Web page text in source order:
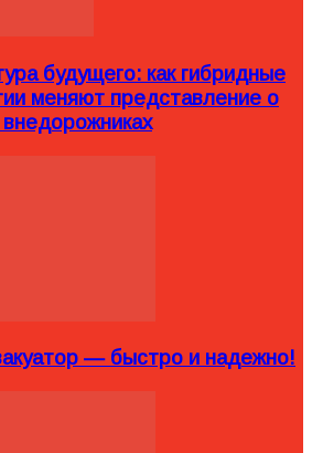
будущего: как гибридные
меняют представление о
— быстро и надежно!